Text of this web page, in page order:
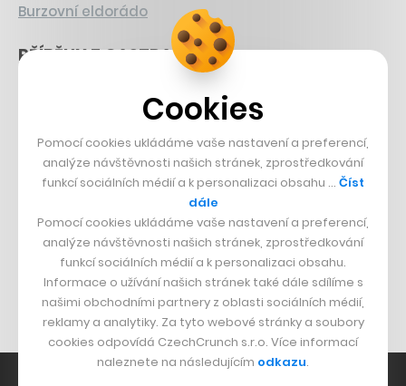
Burzovní eldorádo
PŘÍBĚHY Z GASTRA
Boční projekt, co se zvrtnul
Francouzský šéfkuchař na Šumavě
Dva golfisti, co pečou
DESIGN
Bomma není tichá
Originální hodinky
Nábytek z betonu
Cookies
Pomocí cookies ukládáme vaše nastavení a preferencí,
analýze návštěvnosti našich stránek, zprostředkování
funkcí sociálních médií a k personalizaci obsahu … Číst
dále
Pomocí cookies ukládáme vaše nastavení a preferencí,
analýze návštěvnosti našich stránek, zprostředkování
funkcí sociálních médií a k personalizaci obsahu.
Informace o užívání našich stránek také dále sdílíme s
našimi obchodními partnery z oblasti sociálních médií,
reklamy a analytiky. Za tyto webové stránky a soubory
cookies odpovídá CzechCrunch s.r.o. Více informací
naleznete na následujícím odkazu.